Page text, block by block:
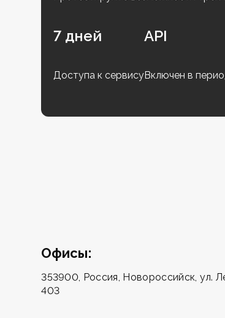
7 дней
Доступа к сервису
API
Включен в
Офисы:
353900, Россия, Новороссийск, ул.
403